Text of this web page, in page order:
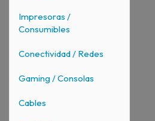
Impresoras /
Consumibles
Conectividad / Redes
Gaming / Consolas
Cables